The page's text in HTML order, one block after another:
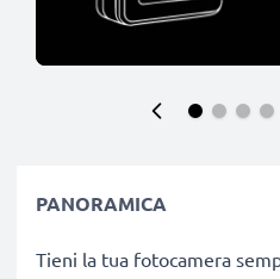
PANORAMICA
Tieni la tua fotocamera